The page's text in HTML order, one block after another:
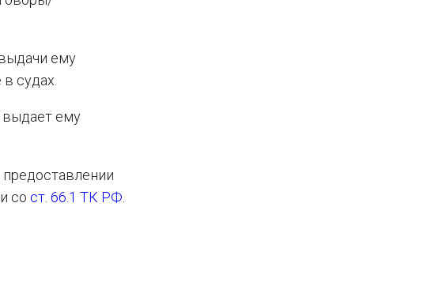
ему
судах.
выдает ему
со ст. 66.1 ТК РФ